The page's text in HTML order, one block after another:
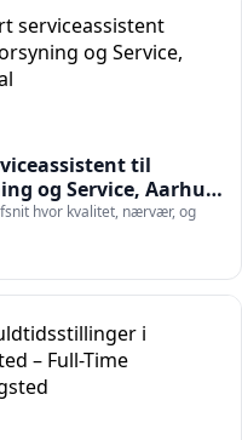
til
og Service, Aarhus
hvor kvalitet, nærvær, og